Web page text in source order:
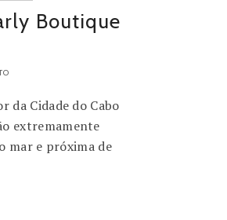
Boutique
da Cidade do Cabo
extremamente
mar e próxima de